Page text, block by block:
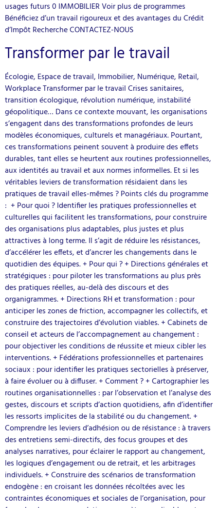
usages futurs 0 IMMOBILIER Voir plus de programmes
Bénéficiez d’un travail rigoureux et des avantages du Crédit
d’Impôt Recherche CONTACTEZ-NOUS
Transformer par le travail
Écologie, Espace de travail, Immobilier, Numérique, Retail,
Workplace Transformer par le travail Crises sanitaires,
transition écologique, révolution numérique, instabilité
géopolitique… Dans ce contexte mouvant, les organisations
s’engagent dans des transformations profondes de leurs
modèles économiques, culturels et managériaux. Pourtant,
ces transformations peinent souvent à produire des effets
durables, tant elles se heurtent aux routines professionnelles,
aux identités au travail et aux normes informelles. Et si les
véritables leviers de transformation résidaient dans les
pratiques de travail elles-mêmes ? Points clés du programme
: + Pour quoi ? Identifier les pratiques professionnelles et
culturelles qui facilitent les transformations, pour construire
des organisations plus adaptables, plus justes et plus
attractives à long terme. Il s’agit de réduire les résistances,
d’accélérer les effets, et d’ancrer les changements dans le
quotidien des équipes. + Pour qui ? + Directions générales et
stratégiques : pour piloter les transformations au plus près
des pratiques réelles, au-delà des discours et des
organigrammes. + Directions RH et transformation : pour
anticiper les zones de friction, accompagner les collectifs, et
construire des trajectoires d’évolution viables. + Cabinets de
conseil et acteurs de l’accompagnement au changement :
pour objectiver les conditions de réussite et mieux cibler les
interventions. + Fédérations professionnelles et partenaires
sociaux : pour identifier les pratiques sectorielles à préserver,
à faire évoluer ou à diffuser. + Comment ? + Cartographier les
routines organisationnelles : par l’observation et l’analyse des
gestes, discours et scripts d’action quotidiens, afin d’identifier
les ressorts implicites de la stabilité ou du changement. +
Comprendre les leviers d’adhésion ou de résistance : à travers
des entretiens semi-directifs, des focus groupes et des
analyses narratives, pour éclairer le rapport au changement,
les logiques d’engagement ou de retrait, et les arbitrages
individuels. + Construire des scénarios de transformation
endogène : en croisant les données récoltées avec les
contraintes économiques et sociales de l’organisation, pour